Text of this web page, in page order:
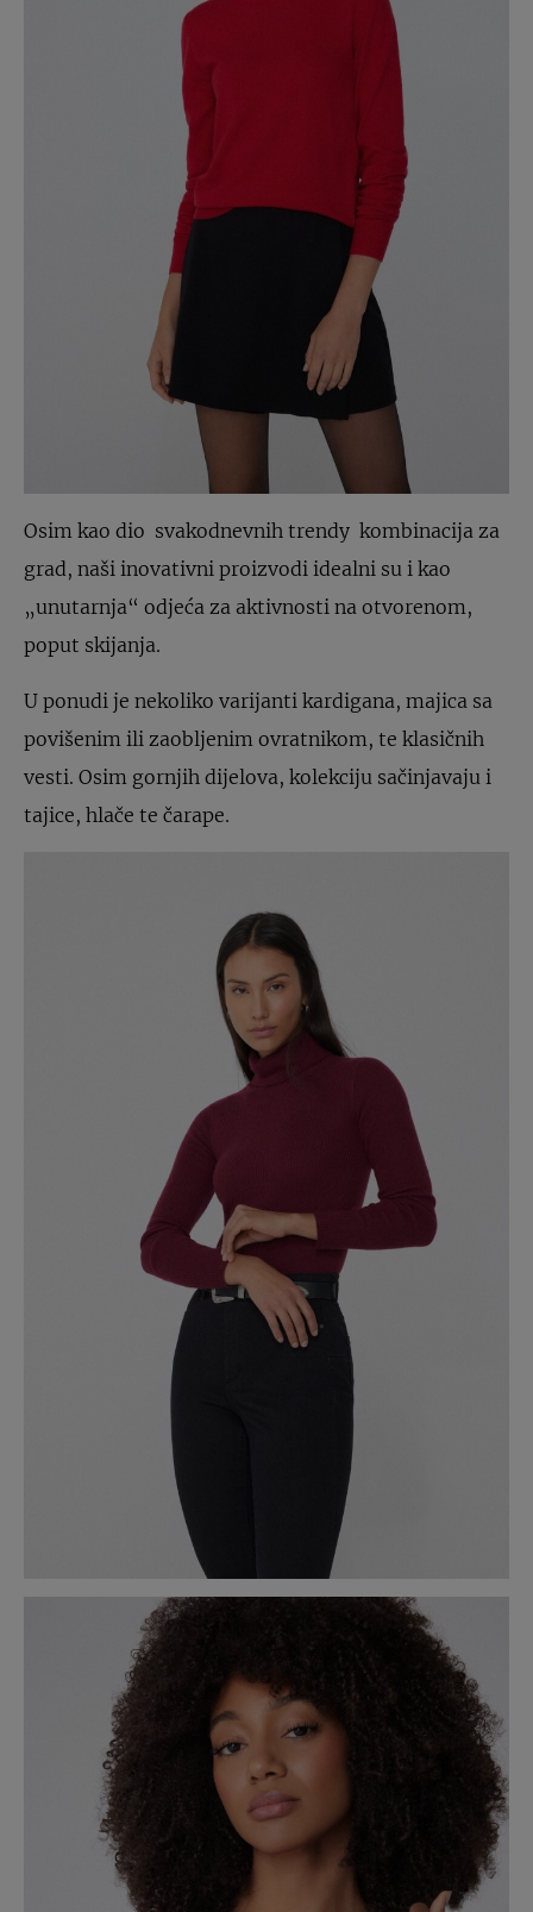
Osim kao dio svakodnevnih trendy kombinacija za
grad, naši inovativni proizvodi idealni su i kao
„unutarnja“ odjeća za aktivnosti na otvorenom,
poput skijanja.
U ponudi je nekoliko varijanti kardigana, majica sa
povišenim ili zaobljenim ovratnikom, te klasičnih
vesti. Osim gornjih dijelova, kolekciju sačinjavaju i
tajice, hlače te čarape.